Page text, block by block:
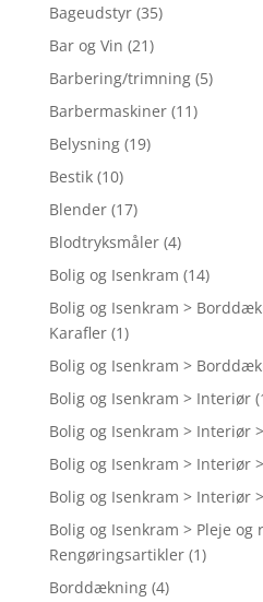
Bageudstyr (35)
Bar og Vin (21)
Barbering/trimning (5)
Barbermaskiner (11)
Belysning (19)
Bestik (10)
Blender (17)
Blodtryksmåler (4)
Bolig og Isenkram (14)
Bolig og Isenkram >
Karafler (1)
Bolig og Isenkram >
Bolig og Isenkram > Interiør
Bolig og Isenkram > Interiør
Bolig og Isenkram > Interiør
Bolig og Isenkram > Interiør
Bolig og Isenkram > Pleje og
Rengøringsartikler (1)
Borddækning (4)